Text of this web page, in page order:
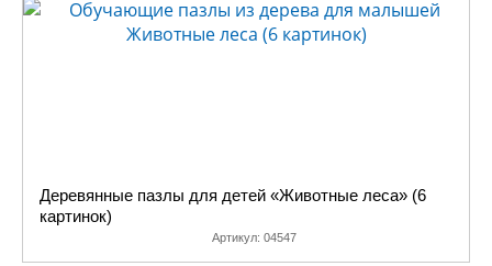
Деревянные пазлы для детей «Животные леса» (6
картинок)
Артикул: 04547